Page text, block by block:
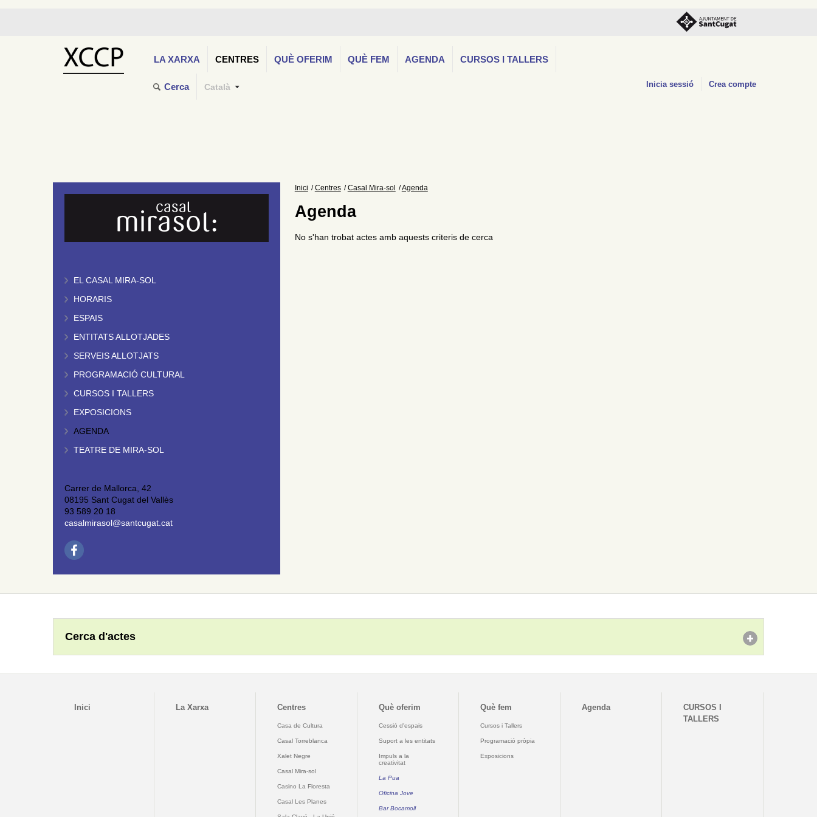
LA XARXA CENTRES QUÈ OFERIM QUÈ FEM AGENDA CURSOS I TALLERS
Cerca Català Inicia sessió Crea compte
EL CASAL MIRA-SOL
HORARIS
ESPAIS
ENTITATS ALLOTJADES
SERVEIS ALLOTJATS
PROGRAMACIÓ CULTURAL
CURSOS I TALLERS
EXPOSICIONS
AGENDA
TEATRE DE MIRA-SOL
Carrer de Mallorca, 42
08195 Sant Cugat del Vallès
93 589 20 18
casalmirasol@santcugat.cat
Inici Centres Casal Mira-sol Agenda
Agenda
No s'han trobat actes amb aquests criteris de cerca
Cerca d'actes
Inici La Xarxa Centres
Casa de Cultura
Casal Torreblanca
Xalet Negre
Casal Mira-sol
Casino La Floresta
Casal Les Planes
Què oferim
Cessió d'espais
Suport a les entitats
Impuls a la
creativitat
La Pua
Oficina Jove
Bar Bocamoll
Què fem
Cursos i Tallers
Programació pròpia
Exposicions
Agenda
CURSOS I
TALLERS